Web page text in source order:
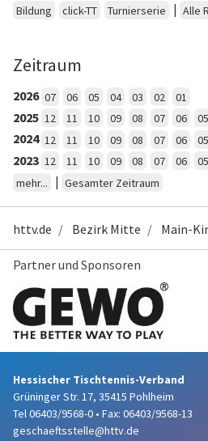
Bildung
click-TT Turnierserie | Alle
Zeitraum
2026 07 06 05 04 03 02 01
2025 12 11 10 09 08 07 06 05
2024 12 11 10 09 08 07 06 05
2023 12 11 10 09 08 07 06 05
mehr...
| Gesamter Zeitraum
httv.de Bezirk Mitte Main-
Partner und Sponsoren
Hessischer Tischtennis-Verband
Grüninger Str. 17, 35415 Pohlheim
Tel 06403/9568-0 • Fax: 06403/9568-13
geschaeftsstelle@httv.de